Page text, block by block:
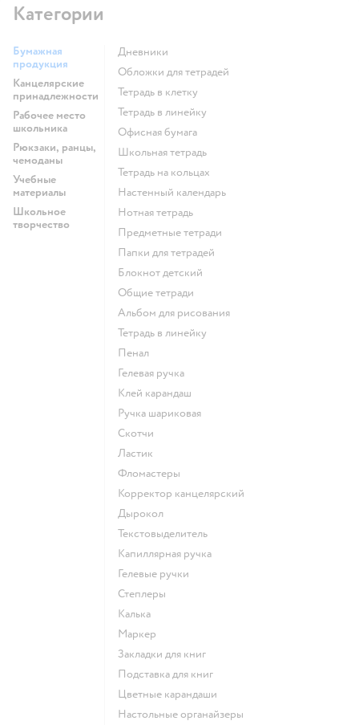
Категории
Бумажная
продукция
Канцелярские
принадлежности
Рабочее место
школьника
Рюкзаки, ранцы,
чемоданы
Учебные
материалы
Школьное
творчество
Дневники
Обложки для тетрадей
Тетрадь в клетку
Тетрадь в линейку
Офисная бумага
Школьная тетрадь
Тетрадь на кольцах
Настенный календарь
Нотная тетрадь
Предметные тетради
Папки для тетрадей
Блокнот детский
Общие тетради
Альбом для рисования
Тетрадь в линейку
Пенал
Гелевая ручка
Клей карандаш
Ручка шариковая
Скотчи
Ластик
Фломастеры
Корректор канцелярский
Дырокол
Текстовыделитель
Капиллярная ручка
Гелевые ручки
Степлеры
Калька
Маркер
Закладки для книг
Подставка для книг
Цветные карандаши
Настольные органайзеры